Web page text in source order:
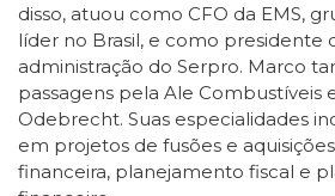
disso, atuou como CFO da EMS,
líder no Brasil, e como presidente
administração do Serpro. Marco
passagens pela Ale Combustíveis
Odebrecht. Suas especialidades
em projetos de fusões e
financeira, planejamento fiscal e